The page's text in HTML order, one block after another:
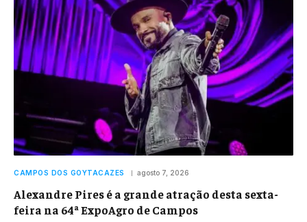
CAMPOS DOS GOYTACAZES agosto 7, 2026
Alexandre Pires é a grande atração desta sexta-
feira na 64ª ExpoAgro de Campos